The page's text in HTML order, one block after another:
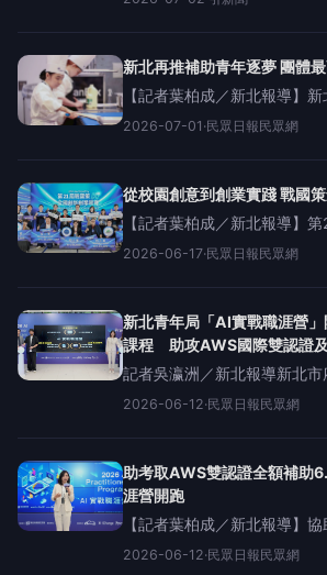
技及綠能等領域；入圍團隊
新北再推補助
【記者葉柏成／新北報導】
合發展補助計畫」第二期即日
多元文化、國際事務及職涯
展、畢業製作、
2026-07-01 ·民眾日報民眾網
從校園創意
【記者葉柏成／新北報導】
創新創業競賽」今〈17〉日下
堂，展現創新能量與創業熱
北市青年局攜
2026-06-17·民眾日報民眾網
新北青年局「AI實戰職涯營
課程 助攻AWS國際雙認證
記者吳瀛洲／新北報導新北
AIPractitionerProgram（AI實
值達六點六萬元課程，以三個
2026-06-12·民眾日報民眾網
助考取AWS雙認證全額補助6.6萬元 新
涯營開跑
【記者葉柏成／新北報導】
化AI與雲端技能，提升就業競
2026-06-12·民眾日報民眾網